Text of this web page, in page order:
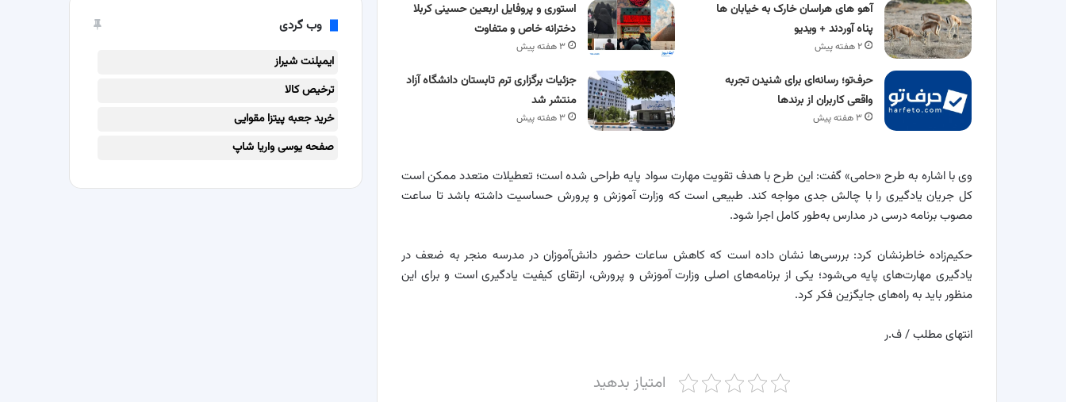
آهو های هراسان خارک به خیابان ها
پناه آوردند + ویدیو
۲ هفته پیش
استوری و پروفایل اربعین حسینی کربلا
دخترانه خاص و متفاوت
۳ هفته پیش
حرف‌تو؛ رسانه‌ای برای شنیدن تجربه
واقعی کاربران از برندها
۳ هفته پیش
جزئیات برگزاری ترم تابستان دانشگاه آزاد
منتشر شد
۳ هفته پیش
وی با اشاره به طرح «حامی» گفت: این طرح با هدف تقویت مهارت سواد پایه طراحی شده است؛ تعطیلات متعدد ممکن است
کل جریان یادگیری را با چالش جدی مواجه کند. طبیعی است که وزارت آموزش و پرورش حساسیت داشته باشد تا ساعت
مصوب برنامه درسی در مدارس به‌طور کامل اجرا شود.
حکیم‌زاده خاطرنشان کرد: بررسی‌ها نشان داده است که کاهش ساعات حضور دانش‌آموزان در مدرسه منجر به ضعف در
یادگیری مهارت‌های پایه می‌شود؛ یکی از برنامه‌های اصلی وزارت آموزش و پرورش، ارتقای کیفیت یادگیری است و برای این
منظور باید به راه‌های جایگزین فکر کرد.
انتهای مطلب / ف.ر
امتیاز بدهید
وب گردی
ایمپلنت شیراز
ترخیص کالا
خرید جعبه پیتزا مقوایی
صفحه یوسی واریا شاپ